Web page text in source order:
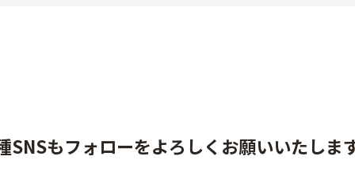
SNSもフォローをよろしくお願いいたしま